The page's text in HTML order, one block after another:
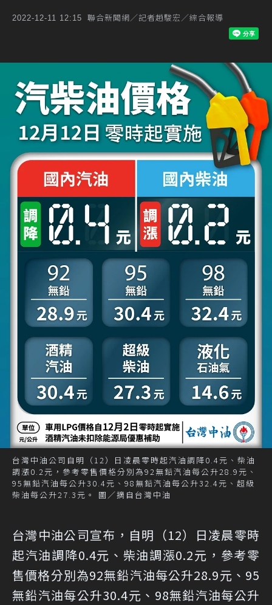
2022-12-11 12:15 聯合新聞網／記者趙駿宏／綜合報導
台灣中油公司自明（12）日凌晨零時起汽油調降0.4元、柴油
調漲0.2元，參考零售價格分別為92無鉛汽油每公升28.9元、
95無鉛汽油每公升30.4元、98無鉛汽油每公升32.4元、超級
柴油每公升27.3元。 圖／摘自台灣中油
台灣中油公司宣布，自明（12）日凌晨零時
起汽油調降0.4元、柴油調漲0.2元，參考零
售價格分別為92無鉛汽油每公升28.9元、95
無鉛汽油每公升30.4元、98無鉛汽油每公升